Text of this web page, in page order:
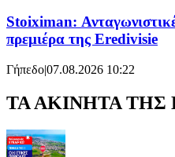
Stoiximan:
πρεμιέρα της Eredivisie
Γήπεδο|07.08.2026 10:22
ΤΑ ΑΚΙΝΗΤΑ